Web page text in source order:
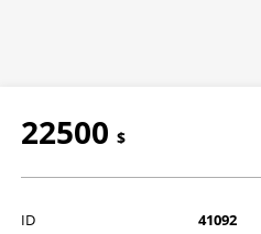
22500 $
652500грн
ID
41092